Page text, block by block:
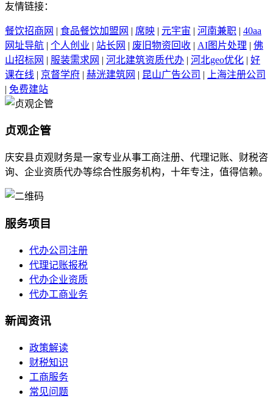
友情链接：
餐饮招商网 | 食品餐饮加盟网 | 席映 | 元宇宙 | 河南兼职 | 40aa
网址导航 | 个人创业 | 站长网 | 废旧物资回收 | AI图片处理 | 佛
山招标网 | 服装需求网 | 河北建筑资质代办 | 河北geo优化 | 好
课在线 | 京督学府 | 赫洸建筑网 | 昆山广告公司 |
上海注册公司
| 免费建站
贞观企管
庆安县贞观财务是一家专业从事工商注册、代理记账、财税咨
询、企业资质代办等综合性服务机构，十年专注，值得信赖。
服务项目
代办公司注册
代理记账报税
代办企业资质
代办工商业务
新闻资讯
政策解读
财税知识
工商服务
常见问题